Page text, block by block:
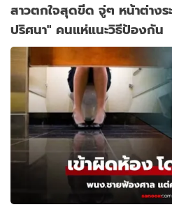
สาวตกใจสุดขีด จู่ๆ หน้าต่า
ปริศนา" คนแห่แนะวิธีป้องกัน